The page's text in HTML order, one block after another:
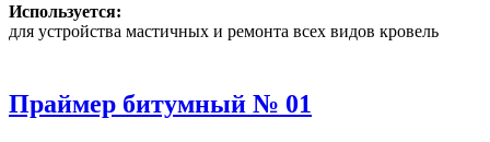
Используется:
для устройства мастичных и ремонта всех видов кровель
Праймер битумный № 01